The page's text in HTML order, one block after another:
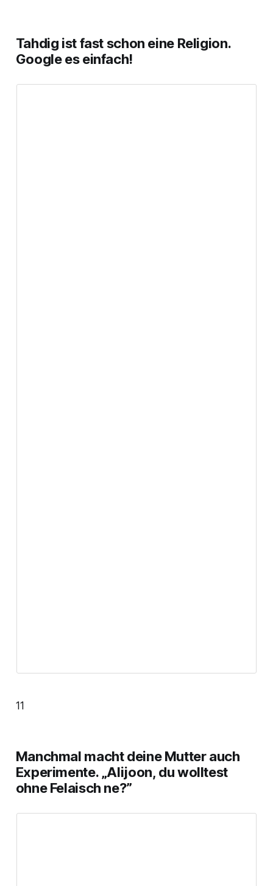
Tahdig ist fast schon eine Religion.
Google es einfach!
11
Manchmal macht deine Mutter auch
Experimente. „Alijoon, du wolltest
ohne Felaisch ne?”